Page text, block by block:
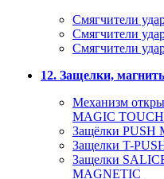
Смягчители
Смягчители
Cмягчители
12. Защелки,
Механизм
MAGIC TOUCH
Защёлки PUSH
Защелки T-
Защелки
MAGNETIC